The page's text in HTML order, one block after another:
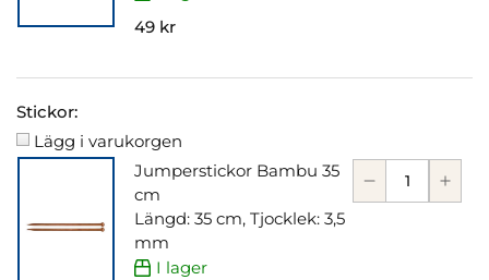
49 kr
Stickor:
Lägg i varukorgen
Jumperstickor Bambu 35
cm
Längd: 35 cm, Tjocklek: 3,5
mm
I lager